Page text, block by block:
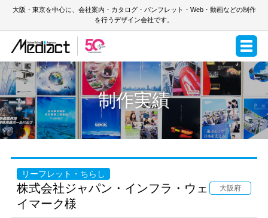
大阪・東京を中心に、会社案内・カタログ・パンフレット・Web・動画などの制作
を行うデザイン会社です。
制作実績
リーフレット・ちらし
株式会社ジャパン・インフラ・ウェ
イマーク様
大阪府